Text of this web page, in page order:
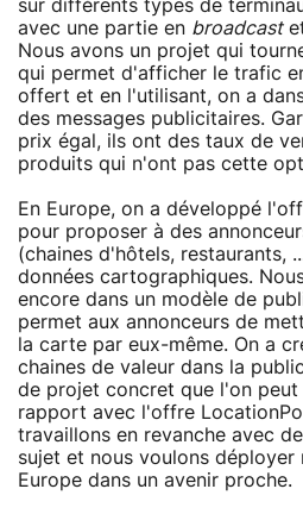
sur différents types de
avec une partie en broadcast
Nous avons un projet qui
qui permet d'afficher le trafic
offert et en l'utilisant, on a
des messages publicitaires.
prix égal, ils ont des taux de
produits qui n'ont pas cette
En Europe, on a développé
pour proposer à des
(chaines d'hôtels, restaurants,
données cartographiques.
encore dans un modèle de
permet aux annonceurs de
la carte par eux-même. On a
chaines de valeur dans la
de projet concret que l'on peut
rapport avec l'offre
travaillons en revanche avec
sujet et nous voulons déployer
Europe dans un avenir proche.